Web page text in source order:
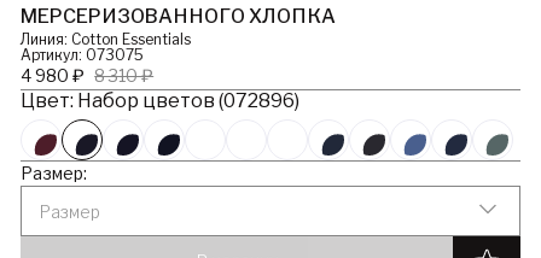
МЕРСЕРИЗОВАННОГО ХЛОПКА
Линия: Cotton Essentials
Артикул: 073075
4 980 ₽ 8 310 ₽
Цвет: Набор цветов (072896)
Размер:
Размер